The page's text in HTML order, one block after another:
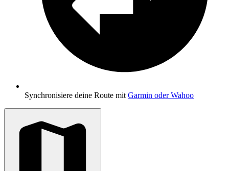
Synchronisiere deine Route mit Garmin oder Wahoo